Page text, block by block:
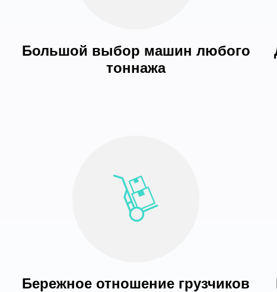
Большой выбор машин любого
тоннажа
Бережное отношение грузчиков